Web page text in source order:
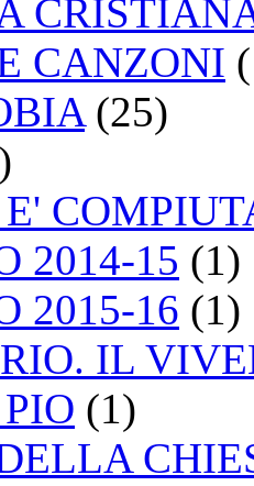
CANZONI
(25)
2014-15 (1)
2015-16 (1)
IL
(1)